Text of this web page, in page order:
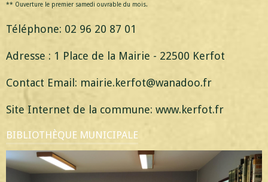
** Ouverture le premier samedi ouvrable du mois.
Téléphone: 02 96 20 87 01
Adresse : 1 Place de la Mairie - 22500 Kerfot
Contact Email: mairie.kerfot@wanadoo.fr
Site Internet de la commune: www.kerfot.fr
BIBLIOTHÈQUE MUNICIPALE